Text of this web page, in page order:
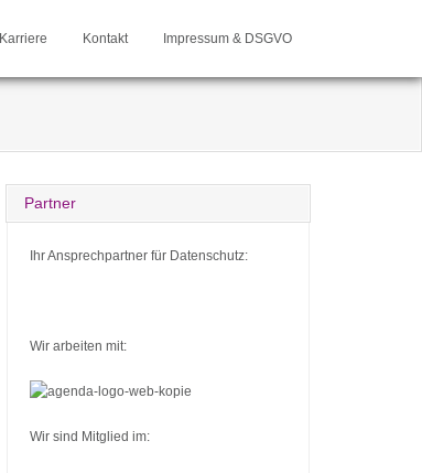
Karriere Kontakt Impressum & DSGVO
Partner
Ihr Ansprechpartner für Datenschutz:
Wir arbeiten mit:
Wir sind Mitglied im: